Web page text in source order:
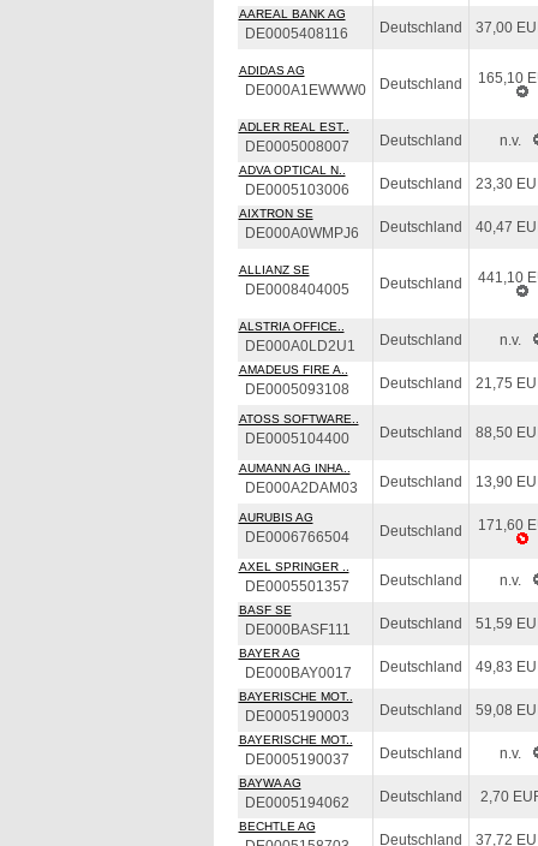
AAREAL BANK AG
DE0005408116 Deutschland 37,00
ADIDAS AG
DE000A1EWWW0 Deutschland 165,10
ADLER REAL EST..
DE0005008007 Deutschland n.v.
ADVA OPTICAL N..
DE0005103006 Deutschland 23,30
AIXTRON SE
DE000A0WMPJ6 Deutschland 40,47
ALLIANZ SE
DE0008404005 Deutschland 441,10
ALSTRIA OFFICE..
DE000A0LD2U1 Deutschland n.v.
AMADEUS FIRE A..
DE0005093108 Deutschland 21,75
ATOSS SOFTWARE..
DE0005104400 Deutschland 88,50
AUMANN AG INHA..
DE000A2DAM03 Deutschland 13,90
AURUBIS AG
DE0006766504 Deutschland 171,60
AXEL SPRINGER ..
DE0005501357 Deutschland n.v.
BASF SE
DE000BASF111 Deutschland 51,59
BAYER AG
DE000BAY0017 Deutschland 49,83
BAYERISCHE MOT..
DE0005190003 Deutschland 59,08
BAYERISCHE MOT..
DE0005190037 Deutschland n.v.
BAYWA AG
DE0005194062 Deutschland 2,70
BECHTLE AG
Deutschland 37,72